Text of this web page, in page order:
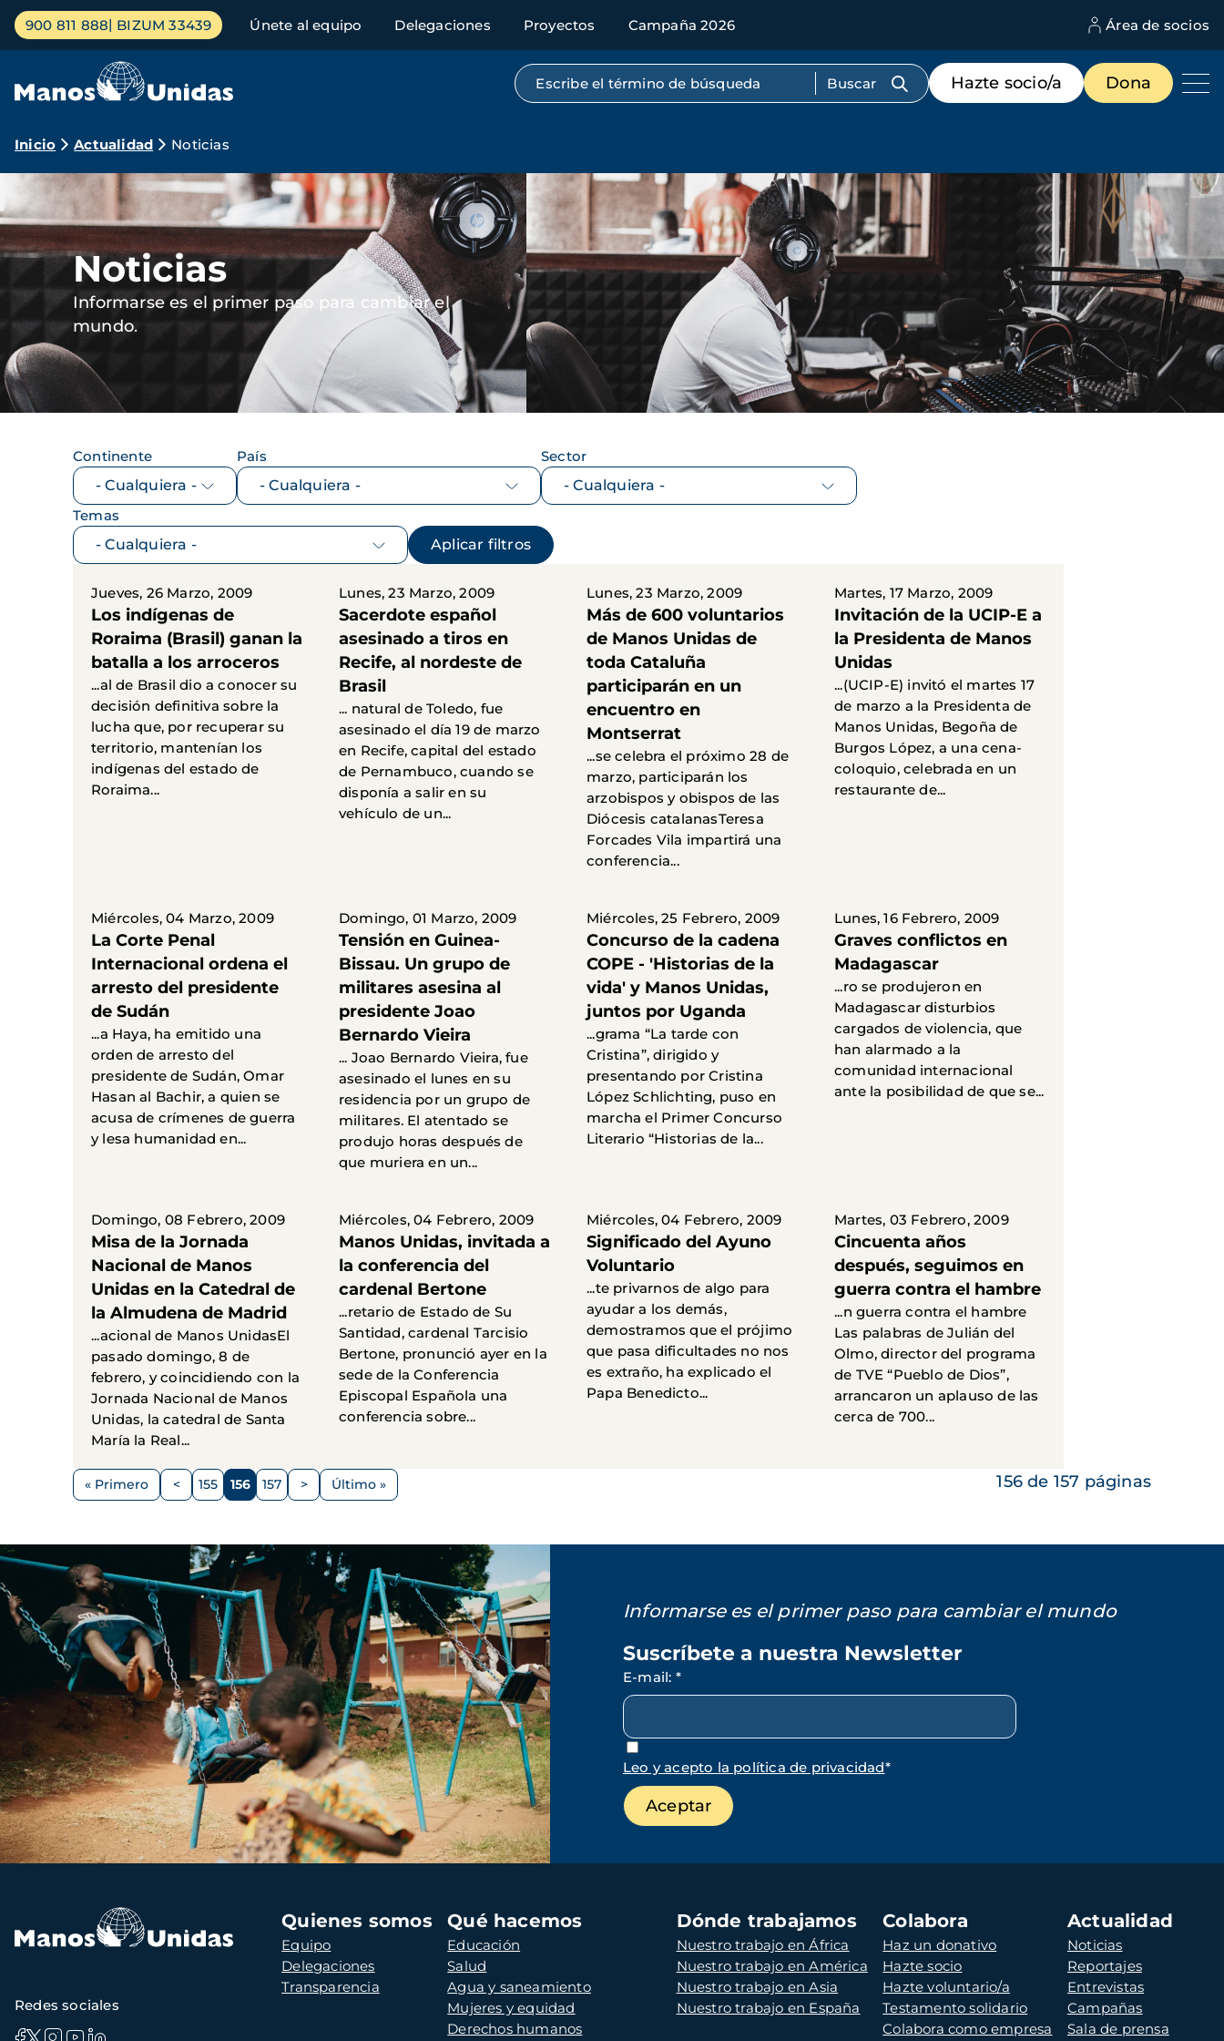
Pasar
contenido
Menú
principal
900 811 888 BIZUM 33439 Únete al equipo Delegaciones Proyectos Campaña 2026 Área de socios
Búsqueda por texto completo
Menú
de
destacados
Hazte socio/a Dona
Ruta
de
navegación
Inicio Actualidad Noticias
Imagen Imagen
Noticias
Informarse es el primer paso para cambiar el
mundo.
Continente País Sector
Temas
Jueves, 26 Marzo, 2009
Los indígenas de
Roraima (Brasil) ganan la
batalla a los arroceros
...al de Brasil dio a conocer su
decisión definitiva sobre la
lucha que, por recuperar su
territorio, mantenían los
indígenas del estado de
Roraima...
Lunes, 23 Marzo, 2009
Sacerdote español
asesinado a tiros en
Recife, al nordeste de
Brasil
... natural de Toledo, fue
asesinado el día 19 de marzo
en Recife, capital del estado
de Pernambuco, cuando se
disponía a salir en su
vehículo de un...
Lunes, 23 Marzo, 2009
Más de 600 voluntarios
de Manos Unidas de
toda Cataluña
participarán en un
encuentro en
Montserrat
...se celebra el próximo 28 de
marzo, participarán los
arzobispos y obispos de las
Diócesis catalanasTeresa
Forcades Vila impartirá una
conferencia...
Martes, 17 Marzo, 2009
Invitación de la UCIP-E a
la Presidenta de Manos
Unidas
...(UCIP-E) invitó el martes 17
de marzo a la Presidenta de
Manos Unidas, Begoña de
Burgos López, a una cena-
coloquio, celebrada en un
restaurante de...
Miércoles, 04 Marzo, 2009
La Corte Penal
Internacional ordena el
arresto del presidente
de Sudán
...a Haya, ha emitido una
orden de arresto del
presidente de Sudán, Omar
Hasan al Bachir, a quien se
acusa de crímenes de guerra
y lesa humanidad en...
Domingo, 01 Marzo, 2009
Tensión en Guinea-
Bissau. Un grupo de
militares asesina al
presidente Joao
Bernardo Vieira
... Joao Bernardo Vieira, fue
asesinado el lunes en su
residencia por un grupo de
militares. El atentado se
produjo horas después de
que muriera en un...
Miércoles, 25 Febrero, 2009
Concurso de la cadena
COPE - 'Historias de la
vida' y Manos Unidas,
juntos por Uganda
...grama “La tarde con
Cristina”, dirigido y
presentando por Cristina
López Schlichting, puso en
marcha el Primer Concurso
Literario “Historias de la...
Lunes, 16 Febrero, 2009
Graves conflictos en
Madagascar
...ro se produjeron en
Madagascar disturbios
cargados de violencia, que
han alarmado a la
comunidad internacional
ante la posibilidad de que se...
Domingo, 08 Febrero, 2009
Misa de la Jornada
Nacional de Manos
Unidas en la Catedral de
la Almudena de Madrid
...acional de Manos UnidasEl
pasado domingo, 8 de
febrero, y coincidiendo con la
Jornada Nacional de Manos
Unidas, la catedral de Santa
María la Real...
Miércoles, 04 Febrero, 2009
Manos Unidas, invitada a
la conferencia del
cardenal Bertone
...retario de Estado de Su
Santidad, cardenal Tarcisio
Bertone, pronunció ayer en la
sede de la Conferencia
Episcopal Española una
conferencia sobre...
Miércoles, 04 Febrero, 2009
Significado del Ayuno
Voluntario
...te privarnos de algo para
ayudar a los demás,
demostramos que el prójimo
que pasa dificultades no nos
es extraño, ha explicado el
Papa Benedicto...
Martes, 03 Febrero, 2009
Cincuenta años
después, seguimos en
guerra contra el hambre
...n guerra contra el hambre
Las palabras de Julián del
Olmo, director del programa
de TVE “Pueblo de Dios”,
arrancaron un aplauso de las
cerca de 700...
Paginación
Primera
« Primero
Página
< Página
155 Página
156 Página
157
Siguiente
>
Última
Último » 156 de 157 páginas
Informarse es el primer paso para cambiar el mundo
Suscríbete a nuestra Newsletter
E-mail: *
Leo y acepto la política de privacidad*
Navegación
principal
Quienes somos
Equipo
Delegaciones
Transparencia
Qué hacemos
Educación
Salud
Agua y saneamiento
Mujeres y equidad
Derechos humanos
Dónde trabajamos
Nuestro trabajo en África
Nuestro trabajo en América
Nuestro trabajo en Asia
Nuestro trabajo en España
Colabora
Haz un donativo
Hazte socio
Hazte voluntario/a
Testamento solidario
Colabora como empresa
Actualidad
Noticias
Reportajes
Entrevistas
Campañas
Sala de prensa
Redes sociales